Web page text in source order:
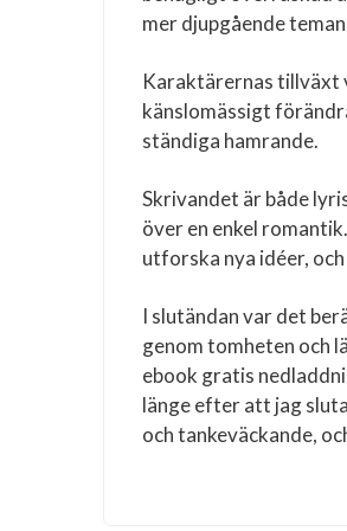
mer djupgående
Karaktärernas tillväxt
känslomässigt
ständiga hamrande.
Skrivandet är både
över en enkel
utforska nya idéer,
I slutändan var det
genom tomheten och
ebook gratis
länge efter att jag
och tankeväckande,